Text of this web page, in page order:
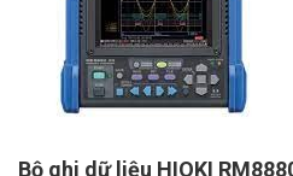
Bộ ghi dữ liệu HIOKI